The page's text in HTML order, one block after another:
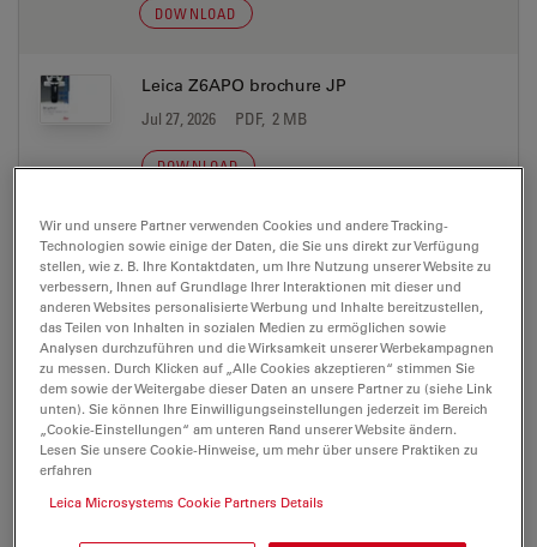
DOWNLOAD
Leica Z6APO brochure JP
Jul 27, 2026 PDF, 2 MB
DOWNLOAD
PRESS RELEASE
Control 090506 d
Jul 27, 2026 DOC, 35 KB
DOWNLOAD
Wir und unsere Partner verwenden Cookies und andere Tracking-
Technologien sowie einige der Daten, die Sie uns direkt zur Verfügung
stellen, wie z. B. Ihre Kontaktdaten, um Ihre Nutzung unserer Website zu
verbessern, Ihnen auf Grundlage Ihrer Interaktionen mit dieser und
anderen Websites personalisierte Werbung und Inhalte bereitzustellen,
das Teilen von Inhalten in sozialen Medien zu ermöglichen sowie
Analysen durchzuführen und die Wirksamkeit unserer Werbekampagnen
zu messen. Durch Klicken auf „Alle Cookies akzeptieren“ stimmen Sie
dem sowie der Weitergabe dieser Daten an unsere Partner zu (siehe Link
unten). Sie können Ihre Einwilligungseinstellungen jederzeit im Bereich
„Cookie-Einstellungen“ am unteren Rand unserer Website ändern.
Lesen Sie unsere Cookie-Hinweise, um mehr über unsere Praktiken zu
erfahren
Leica Microsystems Cookie Partners Details